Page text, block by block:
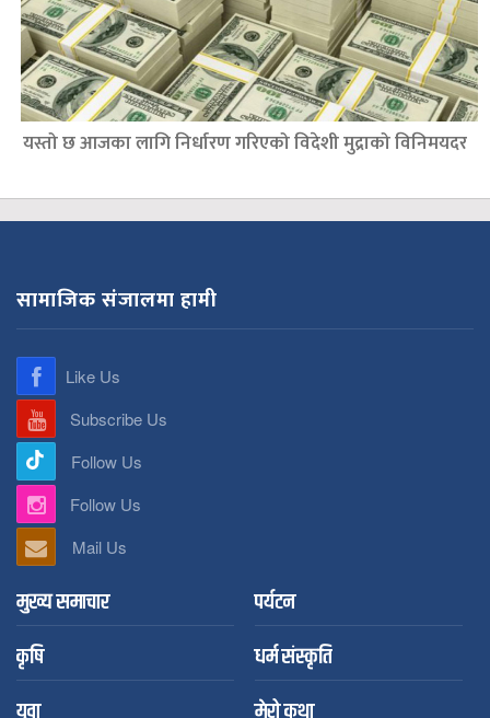
यस्तो छ आजका लागि निर्धारण गरिएको विदेशी मुद्राको विनिमयदर
सामाजिक संजालमा हामी
Like Us
Subscribe Us
Follow Us
Follow Us
Mail Us
मुख्य समाचार
पर्यटन
कृषि
धर्म संस्कृति